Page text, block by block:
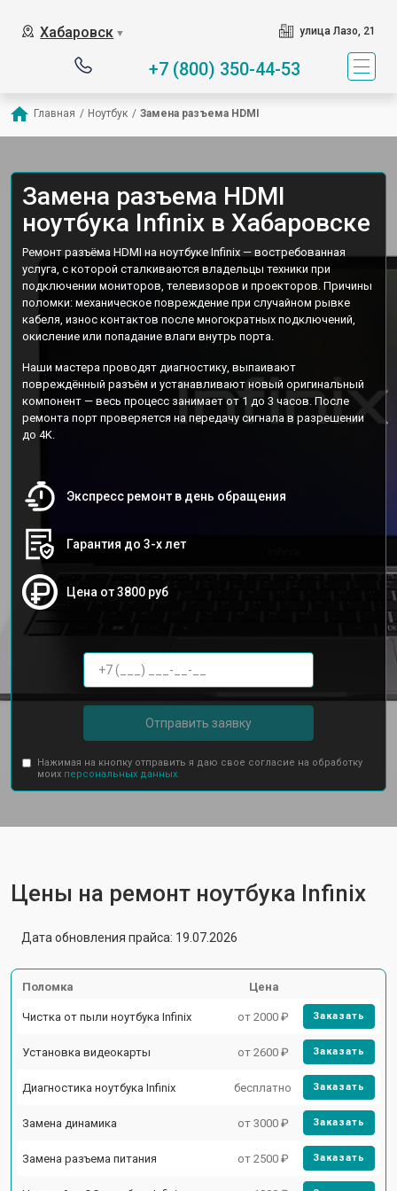
Хабаровск ▼ улица Лазо, 21
+7 (800) 350-44-53
Главная / Ноутбук / Замена разъема HDMI
Замена разъема HDMI
ноутбука Infinix в Хабаровске
Ремонт разъёма HDMI на ноутбуке Infinix — востребованная
услуга, с которой сталкиваются владельцы техники при
подключении мониторов, телевизоров и проекторов. Причины
поломки: механическое повреждение при случайном рывке
кабеля, износ контактов после многократных подключений,
окисление или попадание влаги внутрь порта.
Наши мастера проводят диагностику, выпаивают
повреждённый разъём и устанавливают новый оригинальный
компонент — весь процесс занимает от 1 до 3 часов. После
ремонта порт проверяется на передачу сигнала в разрешении
до 4K.
Экспресс ремонт в день обращения
Гарантия до 3-х лет
Цена от 3800 руб
Отправить заявку
Нажимая на кнопку отправить я даю свое согласие на обработку
моих персональных данных.
Цены на ремонт ноутбука Infinix
Дата обновления прайса: 19.07.2026
Поломка Цена
Чистка от пыли ноутбука Infinix от 2000 ₽ Заказать
Установка видеокарты от 2600 ₽ Заказать
Диагностика ноутбука Infinix бесплатно Заказать
Замена динамика от 3000 ₽ Заказать
Замена разъема питания от 2500 ₽ Заказать